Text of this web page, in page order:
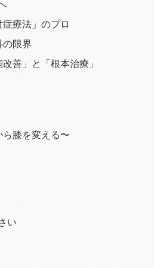
療法」のプロ
の限界
善」と「根本治療」
膝を変える〜
い